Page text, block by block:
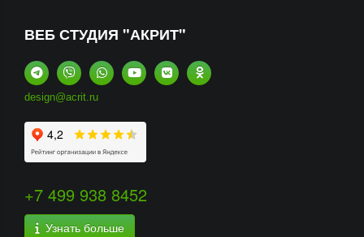
ВЕБ СТУДИЯ "АКРИТ"
design@acrit.ru
+7 499 938 8452
Узнать больше